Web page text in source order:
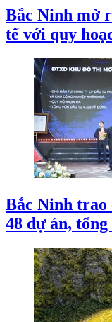
Bắc Ninh mở
tế với quy
Bắc Ninh trao
48 dự án,